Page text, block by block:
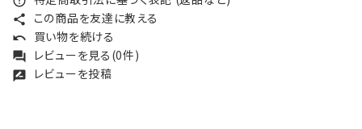
share この商品を友達に教える
undo 買い物を続ける
forum レビューを見る(0件)
rate_review レビューを投稿